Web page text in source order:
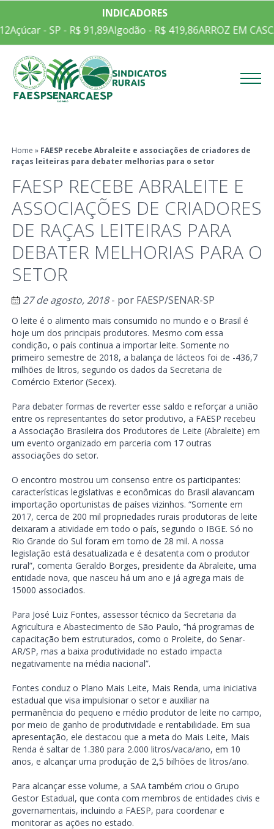
INDICADORES
Açúcar - SP - R$ 91,89Algodão - R$ 419,86ARROZ EM
Home » FAESP recebe Abraleite e associações de criadores de
raças leiteiras para debater melhorias para o setor
FAESP RECEBE ABRALEITE E
ASSOCIAÇÕES DE CRIADORES
DE RAÇAS LEITEIRAS PARA
DEBATER MELHORIAS PARA O
SETOR
27 de agosto, 2018- por FAESP/SENAR-SP
O leite é o alimento mais consumido no mundo e o Brasil é
hoje um dos principais produtores. Mesmo com essa
condição, o país continua a importar leite. Somente no
primeiro semestre de 2018, a balança de lácteos foi de -436,7
milhões de litros, segundo os dados da Secretaria de
Comércio Exterior (Secex).
Para debater formas de reverter esse saldo e reforçar a união
entre os representantes do setor produtivo, a FAESP recebeu
a Associação Brasileira dos Produtores de Leite (Abraleite) em
um evento organizado em parceria com 17 outras
associações do setor.
O encontro mostrou um consenso entre os participantes:
características legislativas e econômicas do Brasil alavancam
importação oportunistas de países vizinhos. “Somente em
2017, cerca de 200 mil propriedades rurais produtoras de leite
deixaram a atividade em todo o país, segundo o IBGE. Só no
Rio Grande do Sul foram em torno de 28 mil. A nossa
legislação está desatualizada e é desatenta com o produtor
rural”, comenta Geraldo Borges, presidente da Abraleite, uma
entidade nova, que nasceu há um ano e já agrega mais de
15000 associados.
Para José Luiz Fontes, assessor técnico da Secretaria da
Agricultura e Abastecimento de São Paulo, “há programas de
capacitação bem estruturados, como o Proleite, do Senar-
AR/SP, mas a baixa produtividade no estado impacta
negativamente na média nacional”.
Fontes conduz o Plano Mais Leite, Mais Renda, uma iniciativa
estadual que visa impulsionar o setor e auxiliar na
permanência do pequeno e médio produtor de leite no campo,
por meio de ganho de produtividade e rentabilidade. Em sua
apresentação, ele destacou que a meta do Mais Leite, Mais
Renda é saltar de 1.380 para 2.000 litros/vaca/ano, em 10
anos, e alcançar uma produção de 2,5 bilhões de litros/ano.
Para alcançar esse volume, a SAA também criou o Grupo
Gestor Estadual, que conta com membros de entidades civis e
governamentais, incluindo a FAESP, para coordenar e
monitorar as ações no estado.